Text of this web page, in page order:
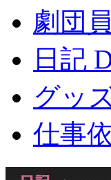
劇団
日記
グッ
仕事